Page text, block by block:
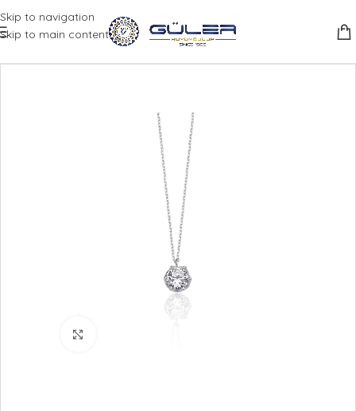
Skip to navigation
Skip to main content